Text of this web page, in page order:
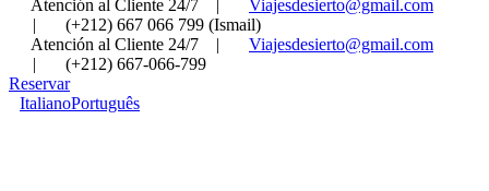
Atención al Cliente 24/7
|
Viajesdesierto@gmail.com
|
(+212) 667 066 799 (Ismail)
Atención al Cliente 24/7
|
Viajesdesierto@gmail.com
|
(+212) 667-066-799
Reservar
ItalianoPortuguês